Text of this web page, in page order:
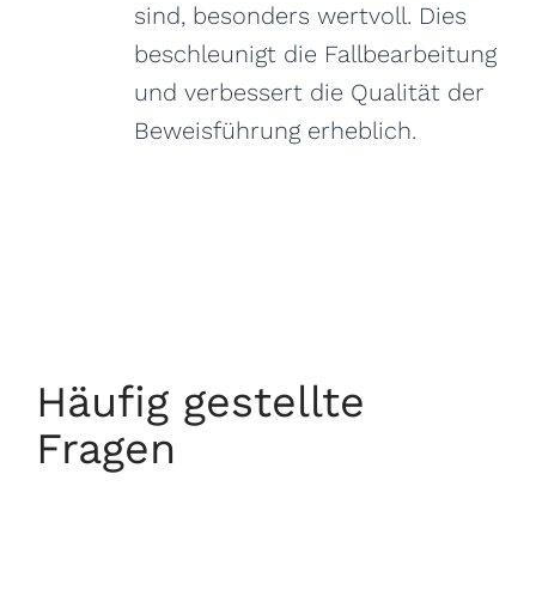
sind, besonders wertvoll. Dies
beschleunigt die Fallbearbeitung
und verbessert die Qualität der
Beweisführung erheblich.
Häufig gestellte
Fragen